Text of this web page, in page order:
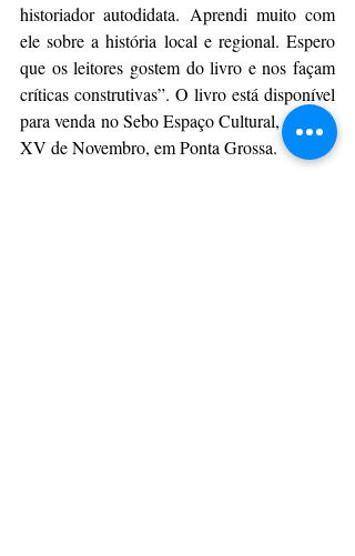
historiador autodidata. Aprendi muito com
ele sobre a história local e regional. Espero
que os leitores gostem do livro e nos façam
críticas construtivas”. O livro está disponível
para venda no Sebo Espaço Cultural, na Rua
XV de Novembro, em Ponta Grossa.